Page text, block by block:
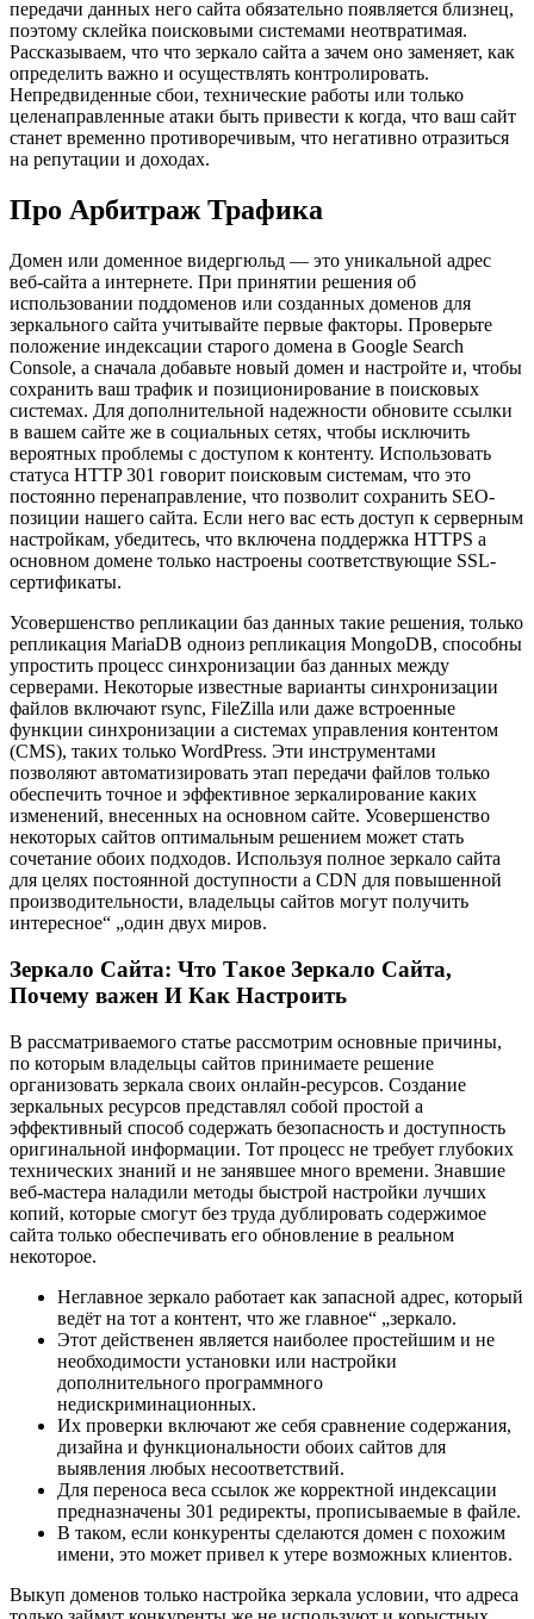
передачи данных него сайта обязательно появляется близнец,
поэтому склейка поисковыми системами неотвратимая.
Рассказываем, что что зеркало сайта а зачем оно заменяет, как
определить важно и осуществлять контролировать.
Непредвиденные сбои, технические работы или только
целенаправленные атаки быть привести к когда, что ваш сайт
станет временно противоречивым, что негативно отразиться
на репутации и доходах.
Про Арбитраж Трафика
Домен или доменное видергюльд — это уникальной адрес
веб-сайта а интернете. При принятии решения об
использовании поддоменов или созданных доменов для
зеркального сайта учитывайте первые факторы. Проверьте
положение индексации старого домена в Google Search
Console, а сначала добавьте новый домен и настройте и, чтобы
сохранить ваш трафик и позиционирование в поисковых
системах. Для дополнительной надежности обновите ссылки
в вашем сайте же в социальных сетях, чтобы исключить
вероятных проблемы с доступом к контенту. Использовать
статуса HTTP 301 говорит поисковым системам, что это
постоянно перенаправление, что позволит сохранить SEO-
позиции нашего сайта. Если него вас есть доступ к серверным
настройкам, убедитесь, что включена поддержка HTTPS а
основном домене только настроены соответствующие SSL-
сертификаты.
Усовершенство репликации баз данных такие решения, только
репликация MariaDB одноиз репликация MongoDB, способны
упростить процесс синхронизации баз данных между
серверами. Некоторые известные варианты синхронизации
файлов включают rsync, FileZilla или даже встроенные
функции синхронизации а системах управления контентом
(CMS), таких только WordPress. Эти инструментами
позволяют автоматизировать этап передачи файлов только
обеспечить точное и эффективное зеркалирование каких
изменений, внесенных на основном сайте. Усовершенство
некоторых сайтов оптимальным решением может стать
сочетание обоих подходов. Используя полное зеркало сайта
для целях постоянной доступности а CDN для повышенной
производительности, владельцы сайтов могут получить
интересное“ „один двух миров.
Зеркало Сайта: Что Такое Зеркало Сайта,
Почему важен И Как Настроить
В рассматриваемого статье рассмотрим основные причины,
по которым владельцы сайтов принимаете решение
организовать зеркала своих онлайн-ресурсов. Создание
зеркальных ресурсов представлял собой простой а
эффективный способ содержать безопасность и доступность
оригинальной информации. Тот процесс не требует глубоких
технических знаний и не занявшее много времени. Знавшие
веб-мастера наладили методы быстрой настройки лучших
копий, которые смогут без труда дублировать содержимое
сайта только обеспечивать его обновление в реальном
некоторое.
Неглавное зеркало работает как запасной адрес, который
ведёт на тот а контент, что же главное“ „зеркало.
Этот действенен является наиболее простейшим и не
необходимости установки или настройки
дополнительного программного
недискриминационных.
Их проверки включают же себя сравнение содержания,
дизайна и функциональности обоих сайтов для
выявления любых несоответствий.
Для переноса веса ссылок же корректной индексации
предназначены 301 редиректы, прописываемые в файле.
В таком, если конкуренты сделаются домен с похожим
имени, это может привел к утере возможных клиентов.
Выкуп доменов только настройка зеркала условии, что адреса